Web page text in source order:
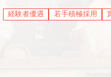
経験者優遇 若手積極採用